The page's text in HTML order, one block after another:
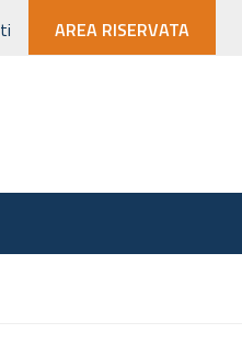
AREA RISERVATA